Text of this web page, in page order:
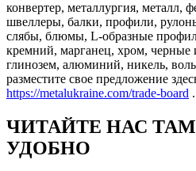
конвертер, металлургия, металл,
швеллеры, балки, профили,
слябы, блюмы, L-образные
кремний, марганец, хром, черные
глинозем, алюминий, никель,
разместите свое предложение
https://metalukraine.com/trade-board
ЧИТАЙТЕ НАС
УДОБНО